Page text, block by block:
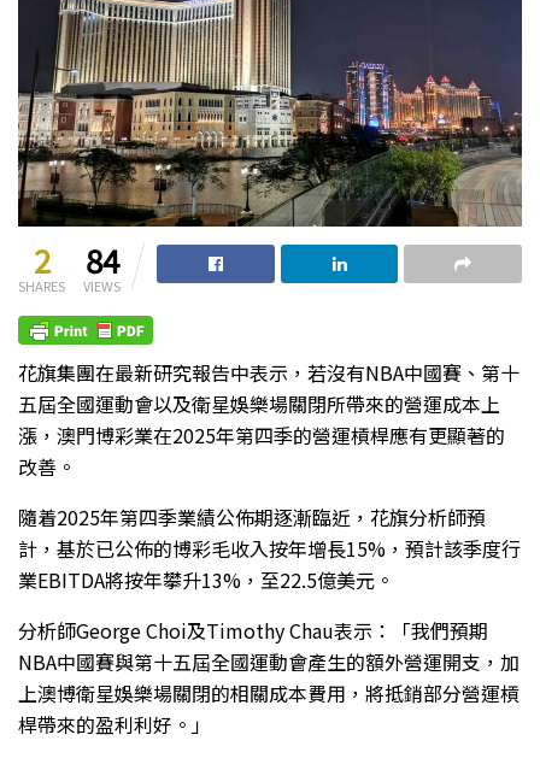
2
SHARES
84
VIEWS
花旗集團在最新研究報告中表示，若沒有NBA中國賽、第十
五屆全國運動會以及衛星娛樂場關閉所帶來的營運成本上
漲，澳門博彩業在2025年第四季的營運槓桿應有更顯著的
改善。
隨着2025年第四季業績公佈期逐漸臨近，花旗分析師預
計，基於已公佈的博彩毛收入按年增長15%，預計該季度行
業EBITDA將按年攀升13%，至22.5億美元。
分析師George Choi及Timothy Chau表示：「我們預期
NBA中國賽與第十五屆全國運動會產生的額外營運開支，加
上澳博衛星娛樂場關閉的相關成本費用，將抵銷部分營運槓
桿帶來的盈利利好。」